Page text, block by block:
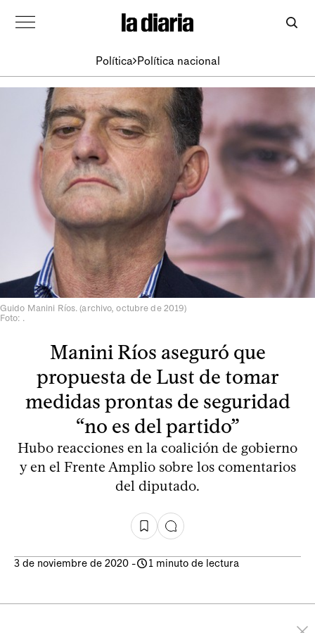
Política Política nacional
Guido Manini Ríos. (archivo, octubre de 2019)
Foto: .
Manini Ríos aseguró que
propuesta de Lust de tomar
medidas prontas de seguridad
“no es del partido”
Hubo reacciones en la coalición de gobierno
y en el Frente Amplio sobre los comentarios
del diputado.
3 de noviembre de 2020 - 1 minuto de lectura